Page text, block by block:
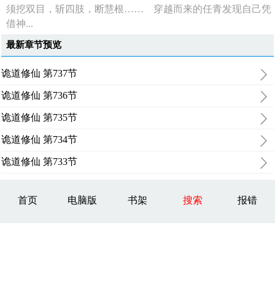
须挖双目，斩四肢，断慧根…… 穿越而来的任青发现自己凭
借神...
最新章节预览
诡道修仙 第737节
诡道修仙 第736节
诡道修仙 第735节
诡道修仙 第734节
诡道修仙 第733节
首页 电脑版 书架 搜索 报错